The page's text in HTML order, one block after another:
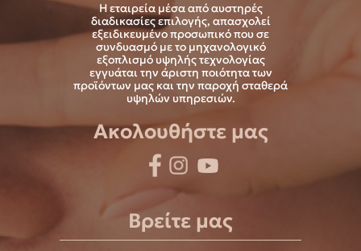
Η εταιρεία μέσα από αυστηρές
διαδικασίες επιλογής, απασχολεί
εξειδικευμένο προσωπικό που σε
συνδυασμό με το μηχανολογικό
εξοπλισμό υψηλής τεχνολογίας
εγγυάται την άριστη ποιότητα των
προϊόντων μας και την παροχή σταθερά
υψηλών υπηρεσιών.
Ακολουθήστε μας
Βρείτε μας